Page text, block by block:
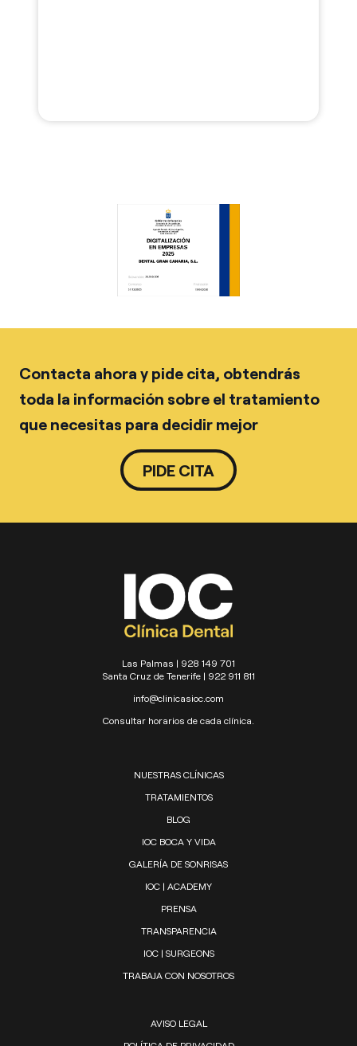
Contacta ahora y pide cita, obtendrás
toda la información sobre el tratamiento
que necesitas para decidir mejor
PIDE CITA
Las Palmas | 928 149 701
Santa Cruz de Tenerife | 922 911 811
info@clinicasioc.com
Consultar horarios de cada clínica.
NUESTRAS CLÍNICAS
TRATAMIENTOS
BLOG
IOC BOCA Y VIDA
GALERÍA DE SONRISAS
IOC | ACADEMY
PRENSA
TRANSPARENCIA
IOC | SURGEONS
TRABAJA CON NOSOTROS
AVISO LEGAL